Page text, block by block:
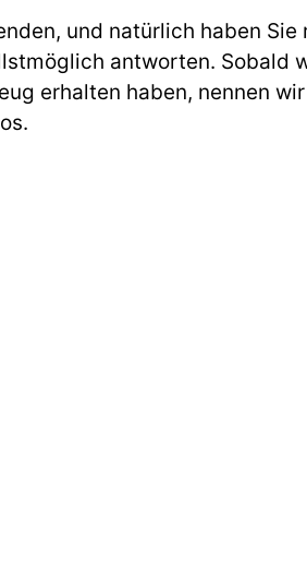
und natürlich haben
antworten. Sobald
erhalten haben, nennen